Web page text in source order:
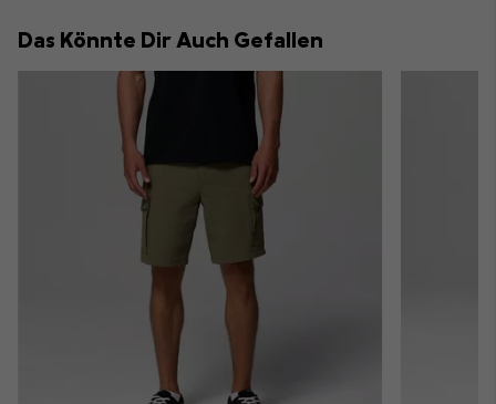
Das Könnte Dir Auch Gefallen